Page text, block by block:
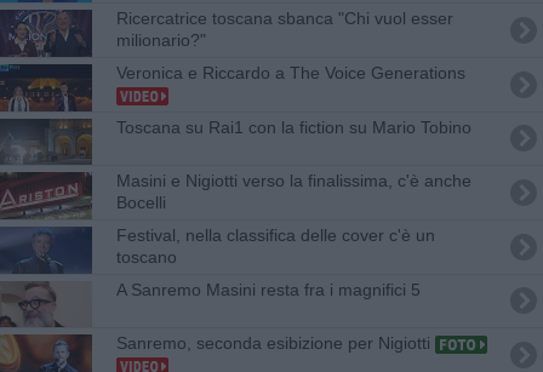
Ricercatrice toscana sbanca "Chi vuol esser
milionario?"
Veronica e Riccardo a The Voice Generations
Toscana su Rai1 con la fiction su Mario Tobino
Masini e Nigiotti verso la finalissima, c'è anche
Bocelli
Festival, nella classifica delle cover c'è un
toscano
A Sanremo Masini resta fra i magnifici 5
Sanremo, seconda esibizione per Nigiotti